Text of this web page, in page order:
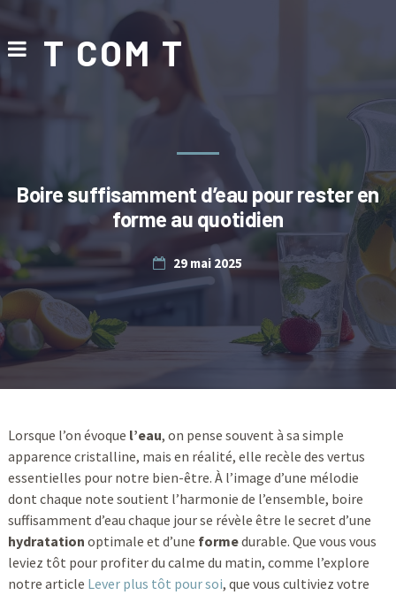
T COM T
Boire suffisamment d’eau pour rester en
forme au quotidien
29 mai 2025
Lorsque l’on évoque l’eau, on pense souvent à sa simple
apparence cristalline, mais en réalité, elle recèle des vertus
essentielles pour notre bien-être. À l’image d’une mélodie
dont chaque note soutient l’harmonie de l’ensemble, boire
suffisamment d’eau chaque jour se révèle être le secret d’une
hydratation optimale et d’une formedurable. Que vous vous
leviez tôt pour profiter du calme du matin, comme l’explore
notre article Lever plus tôt pour soi, que vous cultiviez votre